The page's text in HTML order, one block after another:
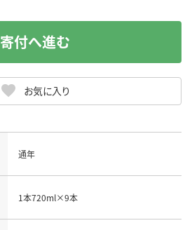
お気に入り
寄付へ進む
通年
1本720ml×9本